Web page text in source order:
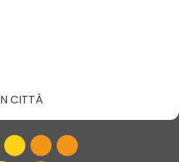
CITTÀ